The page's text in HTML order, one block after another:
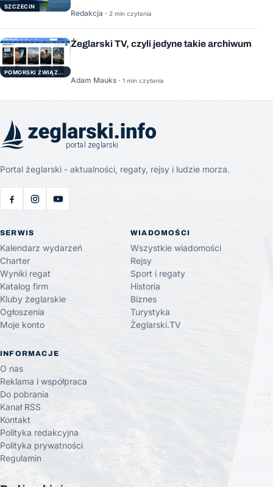
SZCZECIN
Redakcja · 2 min czytania
POMORSKI ZWIĄZEK ŻEGLARSKI
Żeglarski TV, czyli jedyne takie archiwum
Adam Mauks · 1 min czytania
Portal żeglarski - aktualności, regaty, rejsy i ludzie morza.
SERWIS
Kalendarz wydarzeń
Charter
Wyniki regat
Katalog firm
Kluby żeglarskie
Ogłoszenia
Moje konto
WIADOMOŚCI
Wszystkie wiadomości
Rejsy
Sport i regaty
Historia
Biznes
Turystyka
Żeglarski.TV
INFORMACJE
O nas
Reklama i współpraca
Do pobrania
Kanał RSS
Kontakt
Polityka redakcyjna
Polityka prywatności
Regulamin